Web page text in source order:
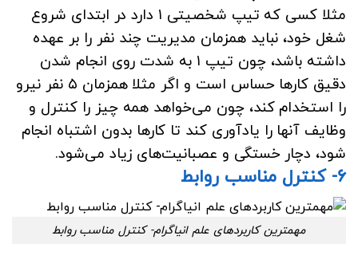
مثلا کسی که تیپ شخصیتی ۱ دارد در ابتدای شروع
شغل خود، نباید همزمان مدیریت چند نفر را بر عهده
داشته باشد، چون تیپ ۱ به شدت روی انجام شدن
دقیق کارها حساس است و اگر مثلا همزمان ۵ نفر نیرو
را استخدام کند، چون می‌خواهد همه چیز را کنترل و
وظایف آنها را یادآوری کند تا کارها بدون اشتباه انجام
شود، دچار خستگی و عصبانیت‌های زیاد می‌شود.
۶- کنترل مناسب روابط
مهمترین کاربردهای علم انیاگرام- کنترل مناسب روابط